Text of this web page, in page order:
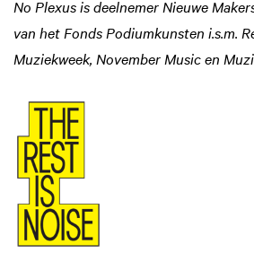
No Plexus is deelnemer Nieuwe
van het Fonds Podiumkunsten i.s.m.
Muziekweek, November Music en